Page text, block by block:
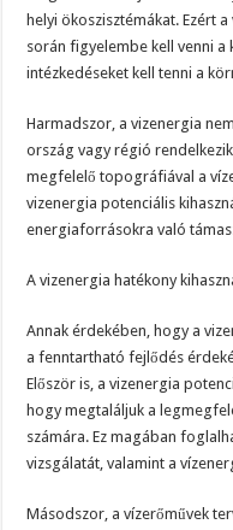
helyi ökoszisztémákat. Ezért
során figyelembe kell venni a
intézkedéseket kell tenni a
Harmadszor, a vizenergia
ország vagy régió
megfelelő topográfiával a
vizenergia potenciális
energiaforrásokra való
A vizenergia hatékony
Annak érdekében, hogy a
a fenntartható fejlődés
Először is, a vizenergia
hogy megtaláljuk a
számára. Ez magában
vizsgálatát, valamint a
Másodszor, a vízerőművek